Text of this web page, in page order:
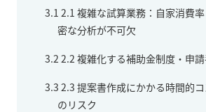
3.1 2.1 複雑な試算業務：自家消費
密な分析が不可欠
3.2 2.2 複雑化する補助金制度・申
3.3 2.3 提案書作成にかかる時間的
のリスク